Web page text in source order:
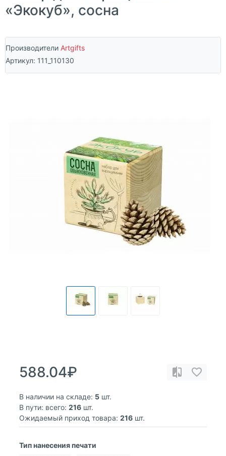
«Экокуб», сосна
Производители Artgifts
Артикул: 111_110130
588.04₽
В наличии на складе: 5 шт.
В пути: всего: 216 шт.
Ожидаемый приход товара: 216 шт.
Тип нанесения печати